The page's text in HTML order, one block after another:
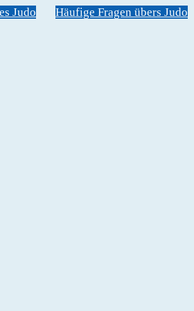
Judo
Häufige Fragen übers Judo